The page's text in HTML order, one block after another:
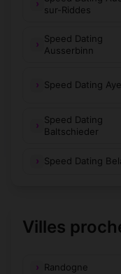
sur-Riddes
Speed Dating
Ausserbinn
Speed Dating
Speed Dating
Baltschieder
Speed Dating
Villes
Randogne